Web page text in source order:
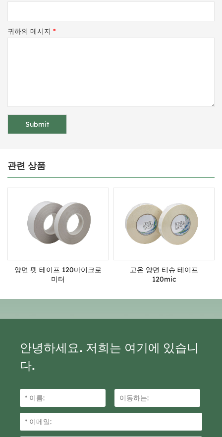
귀하의 메시지 *
관련 상품
양면 펫 테이프 120마이크로
미터
고온 양면 티슈 테이프
120mic
안녕하세요. 저희는 여기에 있습니
다.